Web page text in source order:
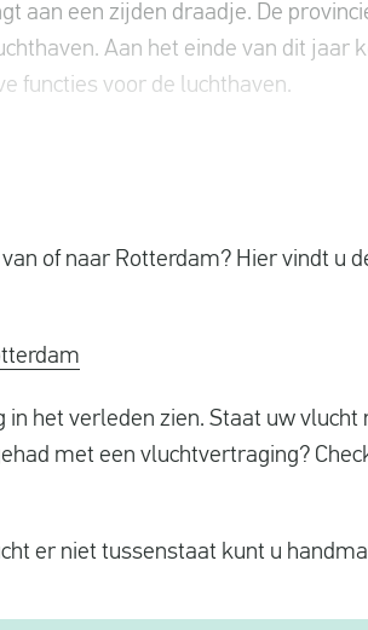
aan een zijden draadje. De
Aan het einde van dit jaar
functies voor de luchthaven.
of naar Rotterdam? Hier vindt u
het verleden zien. Staat uw vlucht
met een vluchtvertraging?
er niet tussenstaat kunt u